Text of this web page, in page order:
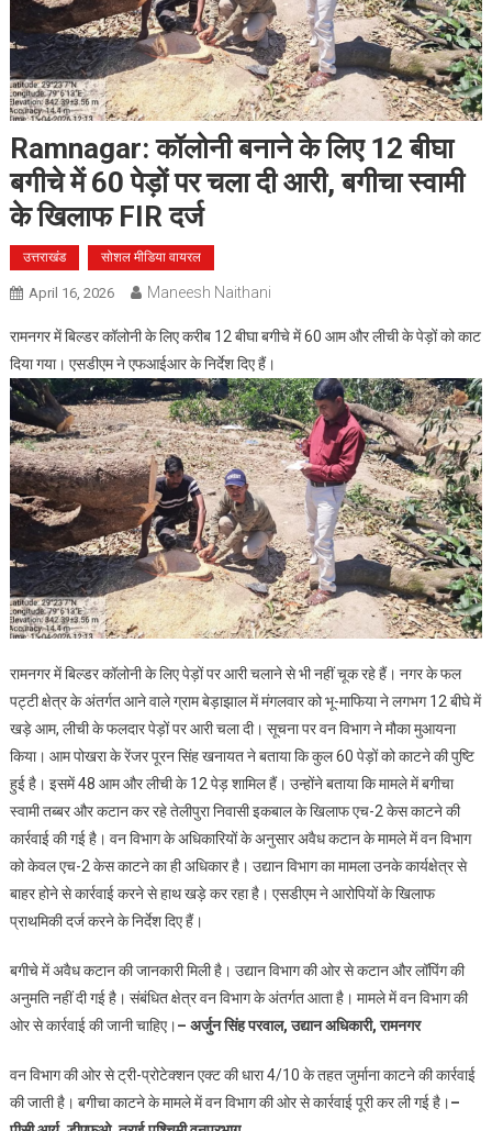
Ramnagar: कॉलोनी बनाने के लिए 12 बीघा
बगीचे में 60 पेड़ों पर चला दी आरी, बगीचा स्वामी
के खिलाफ FIR दर्ज
उत्तराखंड सोशल मीडिया वायरल
April 16, 2026 Maneesh Naithani
रामनगर में बिल्डर कॉलोनी के लिए करीब 12 बीघा बगीचे में 60 आम और लीची के पेड़ों को काट
दिया गया। एसडीएम ने एफआईआर के निर्देश दिए हैं।
रामनगर में बिल्डर कॉलोनी के लिए पेड़ों पर आरी चलाने से भी नहीं चूक रहे हैं। नगर के फल
पट्टी क्षेत्र के अंतर्गत आने वाले ग्राम बेड़ाझाल में मंगलवार को भू-माफिया ने लगभग 12 बीघे में
खड़े आम, लीची के फलदार पेड़ों पर आरी चला दी। सूचना पर वन विभाग ने मौका मुआयना
किया। आम पोखरा के रेंजर पूरन सिंह खनायत ने बताया कि कुल 60 पेड़ों को काटने की पुष्टि
हुई है। इसमें 48 आम और लीची के 12 पेड़ शामिल हैं। उन्होंने बताया कि मामले में बगीचा
स्वामी तब्बर और कटान कर रहे तेलीपुरा निवासी इकबाल के खिलाफ एच-2 केस काटने की
कार्रवाई की गई है। वन विभाग के अधिकारियों के अनुसार अवैध कटान के मामले में वन विभाग
को केवल एच-2 केस काटने का ही अधिकार है। उद्यान विभाग का मामला उनके कार्यक्षेत्र से
बाहर होने से कार्रवाई करने से हाथ खड़े कर रहा है। एसडीएम ने आरोपियों के खिलाफ
प्राथमिकी दर्ज करने के निर्देश दिए हैं।
बगीचे में अवैध कटान की जानकारी मिली है। उद्यान विभाग की ओर से कटान और लॉपिंग की
अनुमति नहीं दी गई है। संबंधित क्षेत्र वन विभाग के अंतर्गत आता है। मामले में वन विभाग की
ओर से कार्रवाई की जानी चाहिए।– अर्जुन सिंह परवाल, उद्यान अधिकारी, रामनगर
वन विभाग की ओर से ट्री-प्रोटेक्शन एक्ट की धारा 4/10 के तहत जुर्माना काटने की कार्रवाई
की जाती है। बगीचा काटने के मामले में वन विभाग की ओर से कार्रवाई पूरी कर ली गई है।–